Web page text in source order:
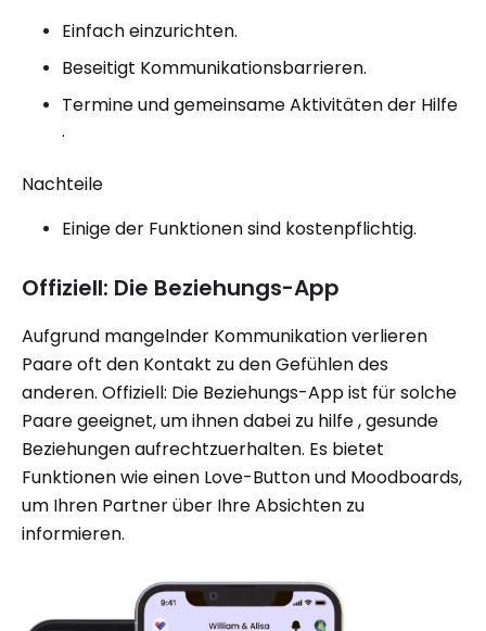
Einfach einzurichten.
Beseitigt Kommunikationsbarrieren.
Termine und gemeinsame Aktivitäten der Hilfe
.
Nachteile
Einige der Funktionen sind kostenpflichtig.
Offiziell: Die Beziehungs-App
Aufgrund mangelnder Kommunikation verlieren
Paare oft den Kontakt zu den Gefühlen des
anderen. Offiziell: Die Beziehungs-App ist für solche
Paare geeignet, um ihnen dabei zu hilfe , gesunde
Beziehungen aufrechtzuerhalten. Es bietet
Funktionen wie einen Love-Button und Moodboards,
um Ihren Partner über Ihre Absichten zu
informieren.